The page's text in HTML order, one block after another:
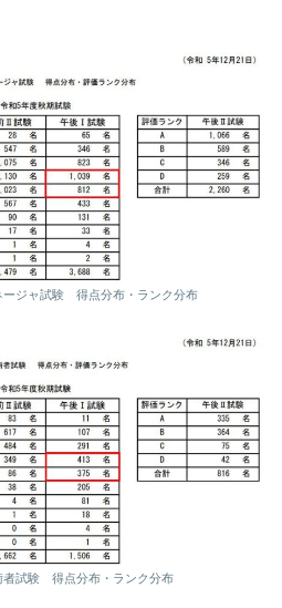
ージャ試験 得点分布・ランク分布
者試験 得点分布・ランク分布